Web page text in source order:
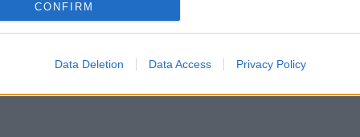
CONFIRM
Data Deletion Data Access Privacy Policy